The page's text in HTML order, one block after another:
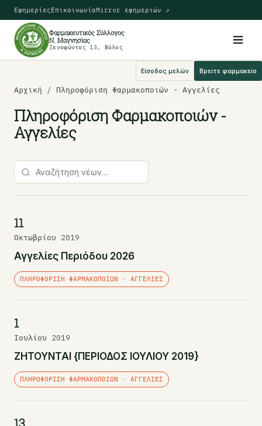
ΕφημερίεςΕπικοινωνίαMirror εφημεριών ↗
Φαρμακευτικός Σύλλογος
Ν. Μαγνησίας
Ξενοφώντος 13, Βόλος
Είσοδος μελών Βρείτε φαρμακείο
Αρχική / Πληροφόριση Φαρμακοποιών - Αγγελίες
Πληροφόριση Φαρμακοποιών -
Αγγελίες
11
Οκτωβρίου 2019
Αγγελίες Περιόδου 2026
ΠΛΗΡΟΦΌΡΙΣΗ ΦΑΡΜΑΚΟΠΟΙΏΝ - ΑΓΓΕΛΊΕΣ
1
Ιουλίου 2019
ΖΗΤΟΥΝΤΑΙ {ΠΕΡΙΟΔΟΣ ΙΟΥΛΙΟΥ 2019}
ΠΛΗΡΟΦΌΡΙΣΗ ΦΑΡΜΑΚΟΠΟΙΏΝ - ΑΓΓΕΛΊΕΣ